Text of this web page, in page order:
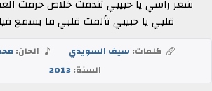
شعر راسي يا حبيبي تندمت خلاص حرمت
قلبي يا حبيبي تألمت قلبي ما يسمع
كلمات: سيف السويدي الحان:
السنة:2013